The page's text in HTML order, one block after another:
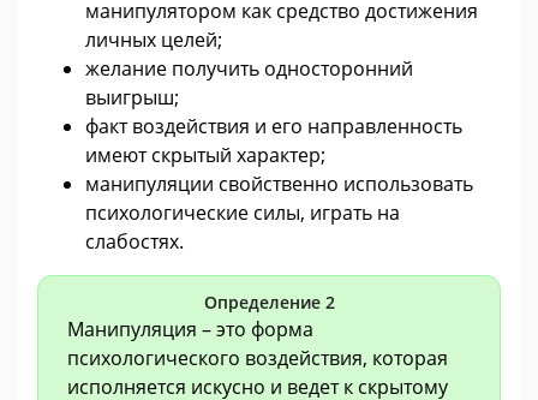
манипулятором как средство достижения
личных целей;
желание получить односторонний
выигрыш;
факт воздействия и его направленность
имеют скрытый характер;
манипуляции свойственно использовать
психологические силы, играть на
слабостях.
Определение 2
Манипуляция – это форма
психологического воздействия, которая
исполняется искусно и ведет к скрытому